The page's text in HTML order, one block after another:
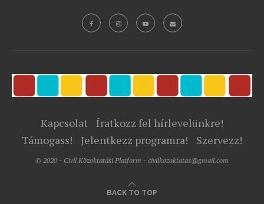
Kapcsolat Íratkozz fel hírlevelünkre!
Támogass!
Jelentkezz programra! Szervezz!
© 2020 - Civil Közoktatási Platform - civilkozoktatas@gmail.com
BACK TO TOP